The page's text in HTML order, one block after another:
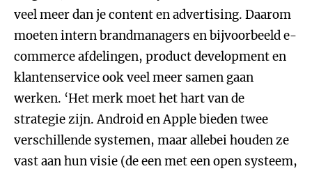
veel meer dan je content en advertising. Daarom
moeten intern brandmanagers en bijvoorbeeld e-
commerce afdelingen, product development en
klantenservice ook veel meer samen gaan
werken. ‘Het merk moet het hart van de
strategie zijn. Android en Apple bieden twee
verschillende systemen, maar allebei houden ze
vast aan hun visie (de een met een open systeem,